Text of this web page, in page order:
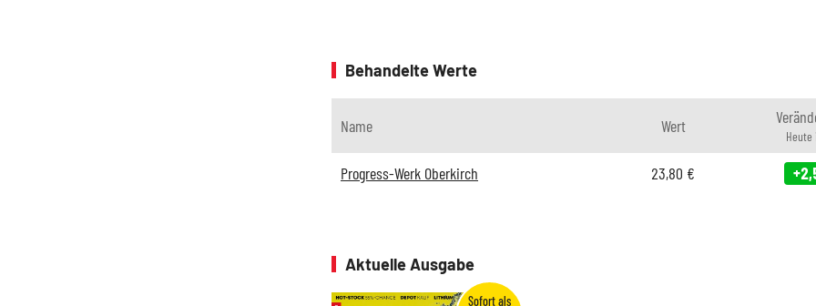
Behandelte Werte
Name Wert
Progress-Werk Oberkirch 23,80 €
Aktuelle Ausgabe